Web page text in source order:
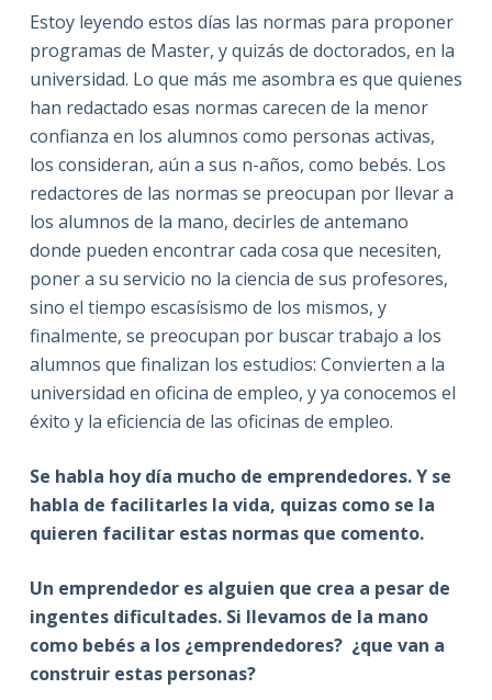
n
o
Estoy leyendo estos días las normas para proponer
programas de Master, y quizás de doctorados, en la
universidad. Lo que más me asombra es que quienes
han redactado esas normas carecen de la menor
confianza en los alumnos como personas activas,
los consideran, aún a sus n-años, como bebés. Los
redactores de las normas se preocupan por llevar a
los alumnos de la mano, decirles de antemano
donde pueden encontrar cada cosa que necesiten,
poner a su servicio no la ciencia de sus profesores,
sino el tiempo escasísismo de los mismos, y
finalmente, se preocupan por buscar trabajo a los
alumnos que finalizan los estudios: Convierten a la
universidad en oficina de empleo, y ya conocemos el
éxito y la eficiencia de las oficinas de empleo.
Se habla hoy día mucho de emprendedores. Y se
habla de facilitarles la vida, quizas como se la
quieren facilitar estas normas que comento.
Un emprendedor es alguien que crea a pesar de
ingentes dificultades. Si llevamos de la mano
como bebés a los ¿emprendedores? ¿que van a
construir estas personas?